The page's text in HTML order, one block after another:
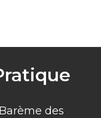
Barème des